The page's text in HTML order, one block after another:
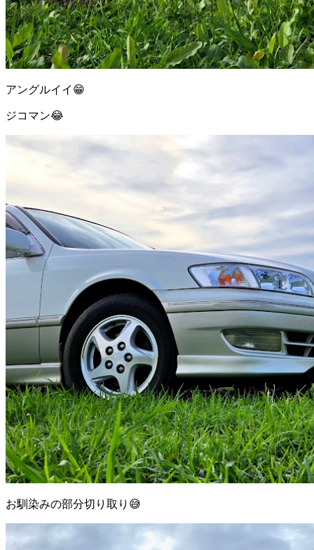
アングルイイ😁
ジコマン😂
お馴染みの部分切り取り😅